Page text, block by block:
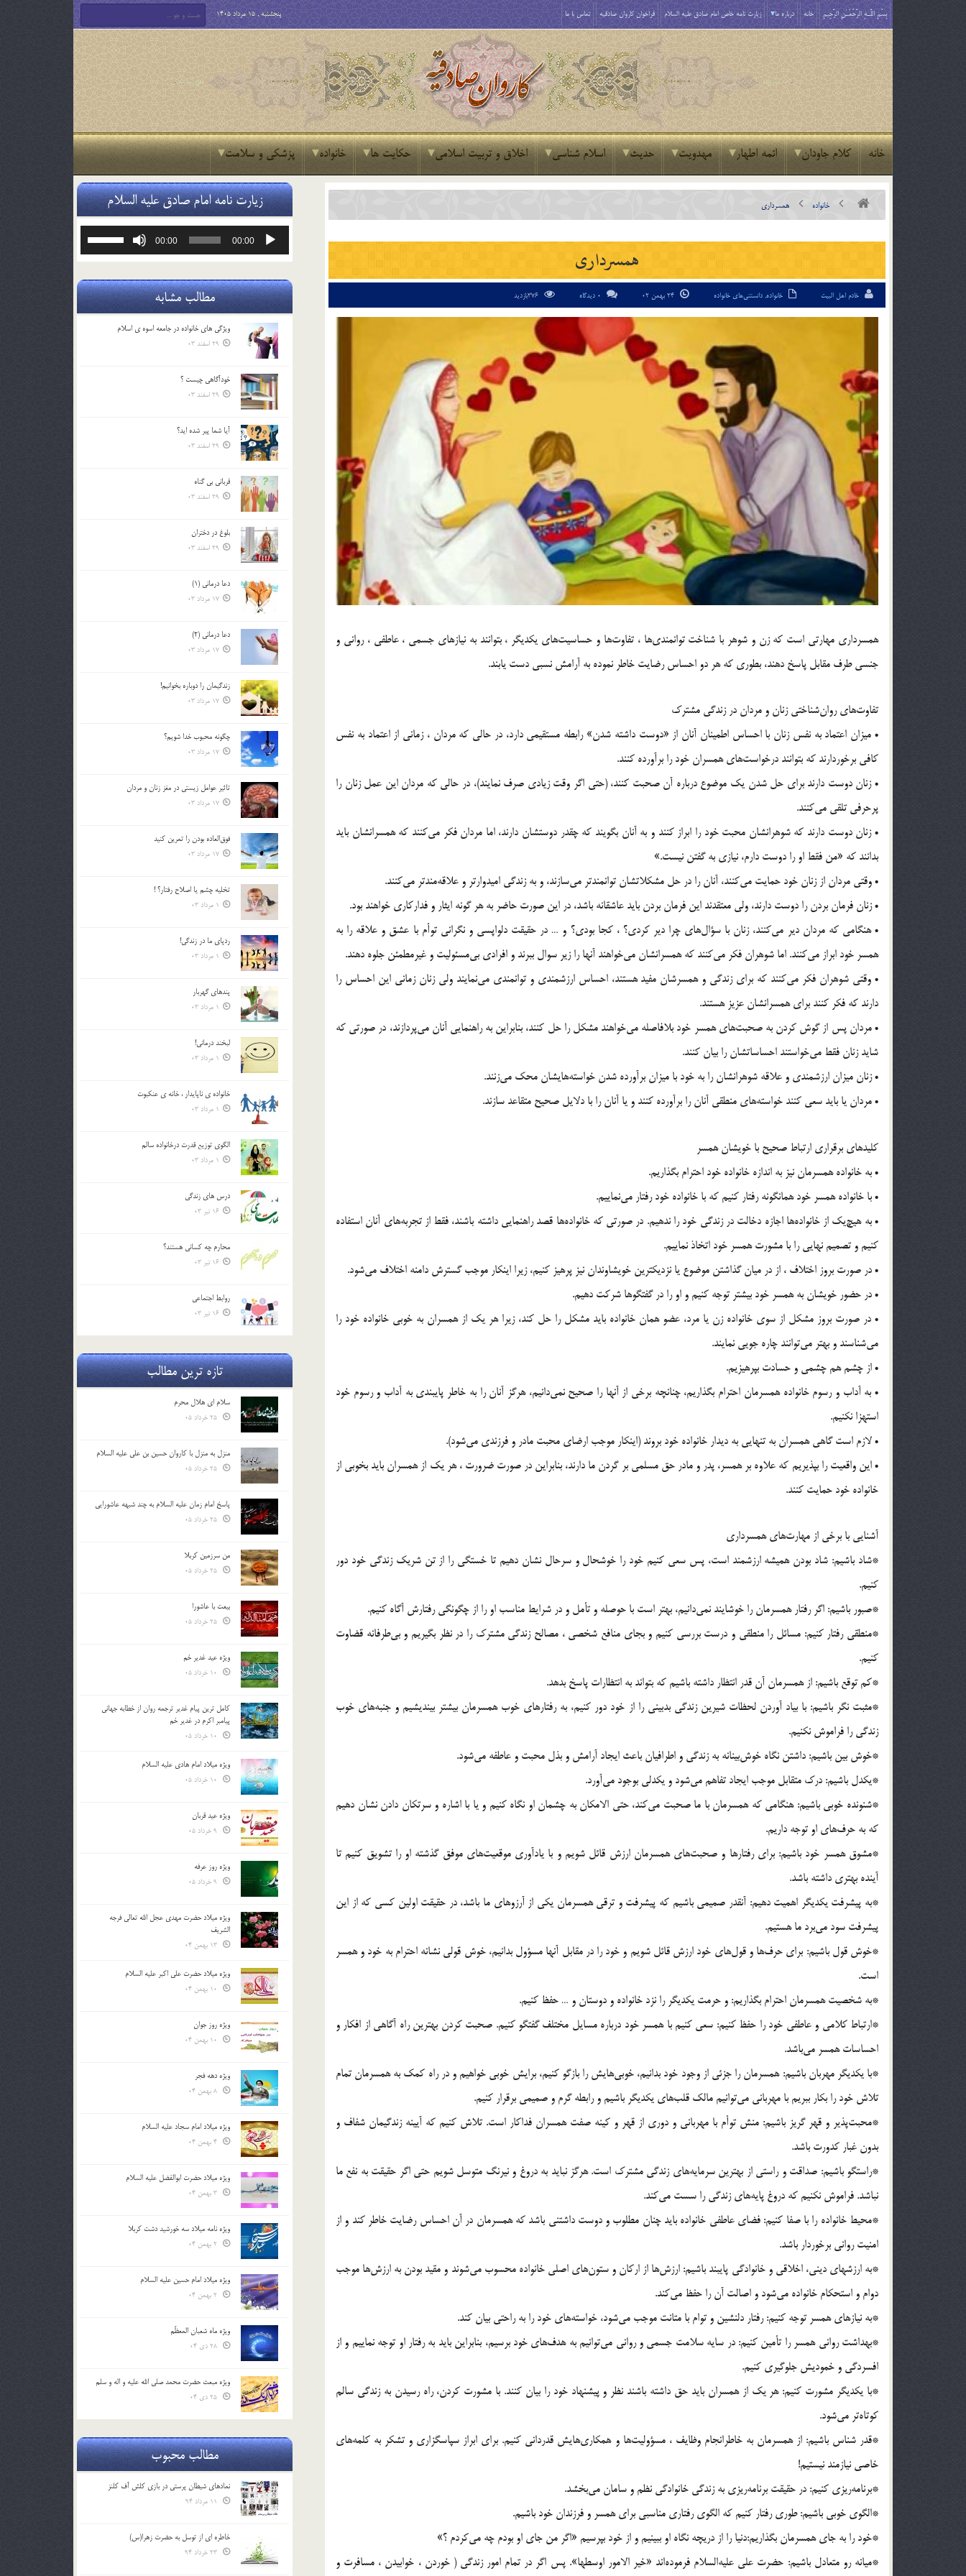
بِسْمِ اللَّـهِ الرَّحْمَـٰنِ الرَّحِيمِ خانه درباره ما زیارت نامه خاص امام صادق علیه السلام فراخوان کاروان صادقیه تماس با ما پنجشنبه , 15 مرداد 1405
خانه کلام جاودان ائمه اطهار مهدویت حدیث اسلام شناسی اخلاق و تربیت اسلامی حکایت ها خانواده پزشکی و سلامت
خانواده همسرداری
همسرداری
خادم اهل البیت خانواده, دانستنی‌های خانواده 0 دیدگاه
همسرداری مهارتی است که زن و شوهر با شناخت توانمندی‌ها ، تفاوت‌ها و حساسیت‌های یکدیگر ، بتوانند به نیازهای جسمی ، عاطفی ، روانی و
جنسی طرف مقابل پاسخ دهند، بطوری که هر دو احساس رضایت خاطر نموده به آرامش نسبی دست یابند.
تفاوت‌های روان‌شناختی زنان و مردان در زندگی مشترک
• میزان اعتماد به نفس زنان با احساس اطمینان آنان از «دوست داشته شدن» رابطه مستقیمی دارد، در حالی که مردان ، زمانی از اعتماد به نفس
کافی برخوردارند که بتوانند درخواست‌های همسران خود را برآورده کنند.
• زنان دوست دارند برای حل شدن یک موضوع درباره آن صحبت کنند، (حتی اگر وقت زیادی صرف نمایند)، در حالی که مردان این عمل زنان را
پرحرفی تلقی می‌کنند.
• زنان دوست دارند که شوهرانشان محبت خود را ابراز کنند و به آنان بگویند که چقدر دوستشان دارند، اما مردان فکر می‌کنند که همسرانشان باید
بدانند که «من فقط او را دوست دارم، نیازی به گفتن نیست.»
• وقتی مردان از زنان خود حمایت می‌کنند، آنان را در حل مشکلاتشان توانمندتر می‌سازند، و به زندگی امیدوارتر و علاقه‌مندتر می‌کنند.
• زنان فرمان بردن را دوست دارند، ولی معتقدند این فرمان بردن باید عاشقانه باشد، در این صورت حاضر به هر گونه ایثار و فدارکاری خواهند بود.
• هنگامی که مردان دیر می‌کنند، زنان با سؤال‌های چرا دیر کردی؟ ، کجا بودی؟ و … در حقیقت دلواپسی و نگرانی توأم با عشق و علاقه را به
همسر خود ابراز می‌کنند. اما شوهران فکر می‌کنند که همسرانشان می‌خواهند آنها را زیر سوال ببرند و افرادی بی‌مسئولیت و غیرمطمئن جلوه دهند.
• وقتی شوهران فکر می‌کنند که برای زندگی و همسرشان مفید هستند، احساس ارزشمندی و توانمندی می‌نمایند ولی زنان زمانی این احساس را
دارند که فکر کنند برای همسرانشان عزیز هستند.
• مردان پس از گوش کردن به صحبت‌های همسر خود بلافاصله می‌خواهند مشکل را حل کنند، بنابراین به راهنمایی آنان می‌پردازند، در صورتی که
شاید زنان فقط می‌خواستند احساساتشان را بیان کنند.
• زنان میزان ارزشمندی و علاقه شوهرانشان را به خود با میزان برآورده شدن خواسته‌هایشان محک می‌زنند.
• مردان یا باید سعی کنند خواسته‌های منطقی آنان را برآورده کنند و یا آنان را با دلایل صحیح متقاعد سازند.
کلیدهای برقراری ارتباط صحیح با خویشان همسر
• به خانواده همسرمان نیز به اندازه خانواده خود احترام بگذاریم.
• با خانواده همسر خود همانگونه رفتار کنیم که با خانواده خود رفتار می‌نماییم.
• به هیچ‌یک از خانواده‌ها اجازه دخالت در زندگی خود را ندهیم. در صورتی که خانواده‌ها قصد راهنمایی داشته باشند، فقط از تجربه‌های آنان استفاده
کنیم و تصمیم نهایی را با مشورت همسر خود اتخاذ نماییم.
• در صورت بروز اختلاف ، از در میان گذاشتن موضوع یا نزدیکترین خویشاوندان نیز پرهیز کنیم، زیرا اینکار موجب گسترش دامنه اختلاف می‌شود.
• در حضور خویشان به همسر خود بیشتر توجه کنیم و او را در گفتگوها شرکت دهیم.
• در صورت بروز مشکل از سوی خانواده زن یا مرد، عضو همان خانواده باید مشکل را حل کند، زیرا هر یک از همسران به خوبی خانواده خود را
می‌شناسند و بهتر می‌توانند چاره جویی نمایند.
• از چشم هم چشمی و حسادت بپرهیزیم.
• به آداب و رسوم خانواده همسرمان احترام بگذاریم، چنانچه برخی از آنها را صحیح نمی‌دانیم، هرگز آنان را به خاطر پایبندی به آداب و رسوم خود
استهزا نکنیم.
• لازم است گاهی همسران به تنهایی به دیدار خانواده خود بروند (اینکار موجب ارضای محبت مادر و فرزندی می‌شود).
• این واقعیت را بپذیریم که علاوه بر همسر، پدر و مادر حق مسلمی بر گردن ما دارند، بنابراین در صورت ضرورت ، هر یک از همسران باید بخوبی از
خانواده خود حمایت کنند.
آشنایی با برخی از مهارت‌های همسرداری
*شاد باشیم: شاد بودن همیشه ارزشمند است، پس سعی کنیم خود را خوشحال و سرحال نشان دهیم تا خستگی را از تن شریک زندگی خود دور
کنیم.
*صبور باشیم: اگر رفتار همسرمان را خوشایند نمی‌دانیم، بهتر است با حوصله و تأمل و در شرایط مناسب او را از چگونگی رفتارش آگاه کنیم.
*منطقی رفتار کنیم: مسائل را منطقی و درست بررسی کنیم و بجای منافع شخصی ، مصالح زندگی مشترک را در نظر بگیریم و بی‌طرفانه قضاوت
کنیم.
*کم توقع باشیم: از همسرمان آن قدر انتظار داشته باشیم که بتواند به انتظارات پاسخ بدهد.
*مثبت نگر باشیم: با بیاد آوردن لحظات شیرین زندگی بدبینی را از خود دور کنیم، به رفتارهای خوب همسرمان بیشتر بیندیشیم و جنبه‌های خوب
زندگی را فراموش نکنیم.
*خوش بین باشیم: داشتن نگاه خوش‌بینانه به زندگی و اطرافیان باعث ایجاد آرامش و بذل محبت و عاطفه می‌شود.
*یکدل باشیم: درک متقابل موجب ایجاد تفاهم می‌شود و یکدلی بوجود می‌آورد.
*شنونده خوبی باشیم: هنگامی که همسرمان با ما صحبت می‌کند، حتی الامکان به چشمان او نگاه کنیم و یا با اشاره و سرتکان دادن نشان دهیم
که به حرف‌های او توجه داریم.
*مشوق همسر خود باشیم: برای رفتارها و صحبت‌های همسرمان ارزش قائل شویم و با یادآوری موقعیت‌های موفق گذشته او را تشویق کنیم تا
آینده بهتری داشته باشد.
*به پیشرفت یکدیگر اهمیت دهیم: آنقدر صمیمی باشیم که پیشرفت و ترقی همسرمان یکی از آرزوهای ما باشد، در حقیقت اولین کسی که از این
پیشرفت سود می‌برد ما هستیم.
*خوش قول باشیم: برای حرف‌ها و قول‌های خود ارزش قائل شویم و خود را در مقابل آنها مسؤول بدانیم، خوش قولی نشانه احترام به خود و همسر
است.
*به شخصیت همسرمان احترام بگذاریم: و حرمت یکدیگر را نزد خانواده و دوستان و … حفظ کنیم.
*ارتباط کلامی و عاطفی خود را حفظ کنیم: سعی کنیم با همسر خود درباره مسایل مختلف گفتگو کنیم. صحبت کردن بهترین راه آگاهی از افکار و
احساسات همسر می‌باشد.
*با یکدیگر مهربان باشیم: همسرمان را جزئی از وجود خود بدانیم، خوبی‌هایش را بازگو کنیم، برایش خوبی خواهیم و در راه کمک به همسرمان تمام
تلاش خود را بکار ببریم با مهربانی می‌توانیم مالک قلب‌های یکدیگر باشیم و رابطه گرم و صمیمی برقرار کنیم.
*محبت‌پذیر و قهر گریز باشیم: منش توأم با مهربانی و دوری از قهر و کینه صفت همسران فداکار است. تلاش کنیم که آیینه زندگیمان شفاف و
بدون غبار کدورت باشد.
*راستگو باشیم: صداقت و راستی از بهترین سرمایه‌های زندگی مشترک است. هرگز نباید به دروغ و نیرنگ متوسل شویم حتی اگر حقیقت به نفع ما
نباشد. فراموش نکنیم که دروغ پایه‌های زندگی را سست می‌کند.
*محیط خانواده را با صفا کنیم: فضای عاطفی خانواده باید چنان مطلوب و دوست داشتنی باشد که همسرمان در آن احساس رضایت خاطر کند و از
امنیت روانی برخوردار باشد.
*به ارزشهای دینی، اخلاقی و خانوادگی پایبند باشیم: ارزش‌ها از ارکان و ستون‌های اصلی خانواده محسوب می‌شوند و مقید بودن به ارزش‌ها موجب
دوام و استحکام خانواده می‌شود و اصالت آن را حفظ می‌کند.
*به نیازهای همسر توجه کنیم: رفتار دلنشین و توام با متانت موجب می‌شود، خواسته‌های خود را به راحتی بیان کند.
*بهداشت روانی همسر را تأمین کنیم: در سایه سلامت جسمی و روانی می‌توانیم به هدف‌های خود برسیم، بنابراین باید به رفتار او توجه نماییم و از
افسردگی و خمودیش جلوگیری کنیم.
*با یکدیگر مشورت کنیم: هر یک از همسران باید حق داشته باشند نظر و پیشنهاد خود را بیان کنند. با مشورت کردن، راه رسیدن به زندگی سالم
کوتاه‌تر می‌شود.
*قدر شناس باشیم: از همسرمان به خاطرانجام وظایف ، مسؤولیت‌ها و همکاری‌هایش قدردانی کنیم. برای ابراز سپاسگزاری و تشکر به کلمه‌های
خاصی نیازمند نیستیم!
*برنامه‌ریزی کنیم: در حقیقت برنامه‌ریزی به زندگی خانوادگی نظم و سامان می‌بخشد.
*الگوی خوبی باشیم: طوری رفتار کنیم که الگوی رفتاری مناسبی برای همسر و فرزندان خود باشیم.
*خود را به جای همسرمان بگذاریم:دنیا را از دریچه نگاه او ببینیم و از خود بپرسیم «اگر من جای او بودم چه می‌کردم ؟»
*میانه رو متعادل باشیم: حضرت علی علیه‌السلام فرموده‌اند «خیر الامور اوسطها». پس اگر در تمام امور زندگی ( خوردن ، خوابیدن ، مسافرت و
زیارت نامه امام صادق علیه السلام
پخش‌کننده
00:00
00:00
یا
صدا
کلیدهای
مطالب مشابه
ويژگي هاي خانواده در جامعه اسوه ي اسلام
29 اسفند 03
خودآگاهى چيست ؟
29 اسفند 03
آیا شما پیر شده اید؟
29 اسفند 03
قرباني بي گناه
29 اسفند 03
بلوغ در دختران
29 اسفند 03
دعا درمانی (1)
17 مرداد 03
دعا درمانی (2)
17 مرداد 03
زندگيمان را دوباره بخوانيم!
17 مرداد 03
چگونه محبوب خدا شويم؟
17 مرداد 03
تاثیر عوامل زيستي در مغز زنان و مردان
17 مرداد 03
فوق‌العاده بودن را تمرين كنيد
17 مرداد 03
تخليه چشم يا اصلاح رفتار؟ !
1 مرداد 03
ردپاى ما در زندگى!
1 مرداد 03
پندهاي گهربار
1 مرداد 03
لبخند درمانى!
1 مرداد 03
خانواده ي ناپايدار ، خانه ي عنکبوت
1 مرداد 03
الگوي توزيع قدرت درخانواده سالم
1 مرداد 03
درس هاي زندگي
16 تیر 03
محارم چه کساني هستند؟
16 تیر 03
روابط اجتماعي
16 تیر 03
تازه ترین مطالب
سلام ای هلال محرم
منزل به منزل با کاروان حسین بن علی علیه السلام
پاسخ امام زمان علیه السلام به چند شبهه عاشورایی
من سرزمین کربلا
بیعت با عاشورا
ویژه عید غدیر خم
کامل ترین پیام غدیر ترجمه روان از خطابه جهانی
پیامبر اکرم در غدیر خم
ویژه میلاد امام هادی علیه السلام
ویژه عید قربان
ویژه روز عرفه
ویژه میلاد حضرت مهدی عجل الله تعالی فرجه
الشريف
ویژه میلاد حضرت علی اکبر علیه السلام
ویژه روز جوان
ویژه دهه فجر
ویژه میلاد امام سجاد علیه السلام
ویژه میلاد حضرت ابوالفضل علیه السلام
ویژه نامه میلاد سه خورشید دشت کربلا
ویژه میلاد امام حسین علیه السلام
ویژه ماه شعبان المعظّم
ویژه مبعث حضرت محمد صلی الله علیه و اله و سلم
مطالب محبوب
نمادهای شیطان پرستی در بازی کلش آف کلنز
خاطره ای از توسل به حضرت زهرا(س)